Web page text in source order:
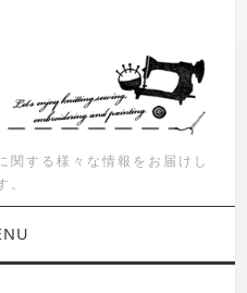
関する様々な情報をお届けし
。